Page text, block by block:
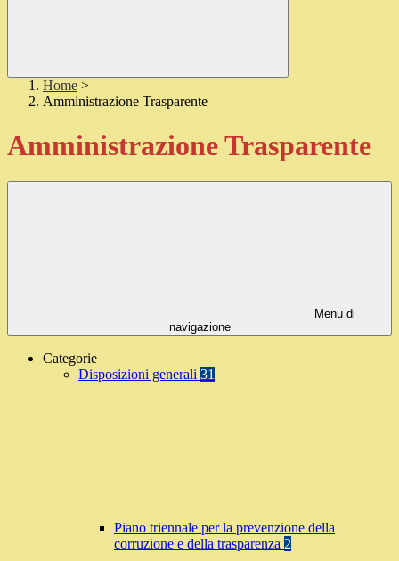
Home >
Amministrazione Trasparente
Amministrazione Trasparente
Menu di
navigazione
Categorie
Disposizioni generali 31
Piano triennale per la prevenzione della
corruzione e della trasparenza 2